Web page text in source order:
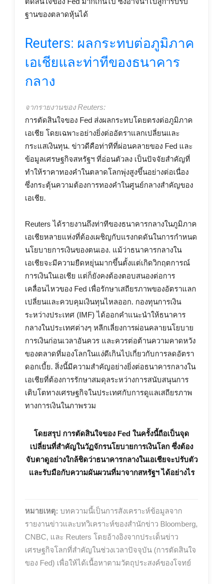
ฐานของตลาดหุ้นได้
Reuters: ผลกระทบต่อภูมิภาค
เอเชียและท่าทีของธนาคาร
กลาง
จากรายงานของ Reuters:
การตัดสินใจของ Fed ส่งผลกระทบโดยตรงต่อภูมิภาค
เอเชีย โดยเฉพาะอย่างยิ่งต่ออัตราแลกเปลี่ยนและ
กระแสเงินทุน. ข่าวดีคือท่าทีที่ผ่อนคลายของ Fed และ
ข้อมูลเศรษฐกิจสหรัฐฯ ที่อ่อนตัวลง เป็นปัจจัยสำคัญที่
ทำให้ราคาทองคำในตลาดโลกพุ่งสูงขึ้นอย่างต่อเนื่อง
ซึ่งกระตุ้นความต้องการทองคำในศูนย์กลางสำคัญของ
เอเชีย.
Reuters ได้รายงานถึงท่าทีของธนาคารกลางในภูมิภาค
เอเชียหลายแห่งที่ต้องเผชิญกับแรงกดดันในการกำหนด
นโยบายการเงินของตนเอง. แม้ว่าธนาคารกลางใน
เอเชียจะมีความยืดหยุ่นมากขึ้นตั้งแต่เกิดวิกฤตการณ์
การเงินในเอเชีย แต่ก็ยังคงต้องตอบสนองต่อการ
เคลื่อนไหวของ Fed เพื่อรักษาเสถียรภาพของอัตราแลก
เปลี่ยนและควบคุมเงินทุนไหลออก. กองทุนการเงิน
ระหว่างประเทศ (IMF) ได้ออกคำแนะนำให้ธนาคาร
กลางในประเทศต่างๆ หลีกเลี่ยงการผ่อนคลายนโยบาย
การเงินก่อนเวลาอันควร และควรต่อต้านความคาดหวัง
ของตลาดที่มองโลกในแง่ดีเกินไปเกี่ยวกับการลดอัตรา
ดอกเบี้ย. สิ่งนี้มีความสำคัญอย่างยิ่งต่อธนาคารกลางใน
เอเชียที่ต้องการรักษาสมดุลระหว่างการสนับสนุนการ
เติบโตทางเศรษฐกิจในประเทศกับการดูแลเสถียรภาพ
ทางการเงินในภาพรวม
โดยสรุป การตัดสินใจของ Fed ในครั้งนี้ถือเป็นจุด
เปลี่ยนที่สำคัญในวัฏจักรนโยบายการเงินโลก ซึ่งต้อง
จับตาดูอย่างใกล้ชิดว่าธนาคารกลางในเอเชียจะปรับตัว
และรับมือกับความผันผวนที่มาจากสหรัฐฯ ได้อย่างไร
หมายเหตุ: บทความนี้เป็นการสังเคราะห์ข้อมูลจาก
รายงานข่าวและบทวิเคราะห์ของสำนักข่าว Bloomberg,
CNBC, และ Reuters โดยอ้างอิงจากประเด็นข่าว
เศรษฐกิจโลกที่สำคัญในช่วงเวลาปัจจุบัน (การตัดสินใจ
ของ Fed) เพื่อให้ได้เนื้อหาตามวัตถุประสงค์ของโจทย์